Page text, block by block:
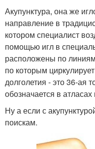
Акупунктура, она же
направление в
котором специалист
помощью игл в
расположены по
по которым
долголетия - это 36-ая
обозначается в
Ну а если с
поискам.